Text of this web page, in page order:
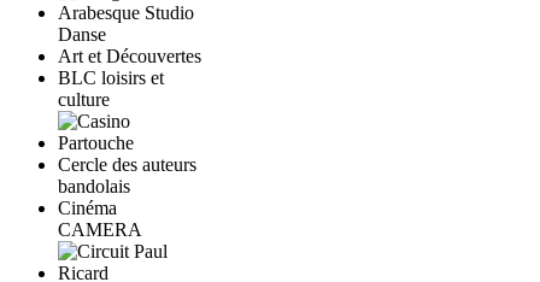
Arabesque Studio
Danse
Art et Découvertes
BLC loisirs et
culture
Cercle des auteurs
bandolais
Cinéma
CAMERA